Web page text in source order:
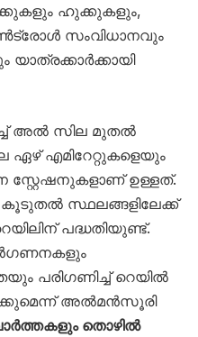
ഹുക്കുകളും,
സംവിധാനവും
അൽ സില മുതൽ
എമിറേറ്റുകളെയും
സ്റ്റേഷനുകളാണ് ഉള്ളത്.
കൂടുതൽ സ്ഥലങ്ങളിലേക്ക്
പദ്ധതിയുണ്ട്.
പരിഗണിച്ച് റെയിൽ
അൽമൻസൂരി
തൊഴിൽ